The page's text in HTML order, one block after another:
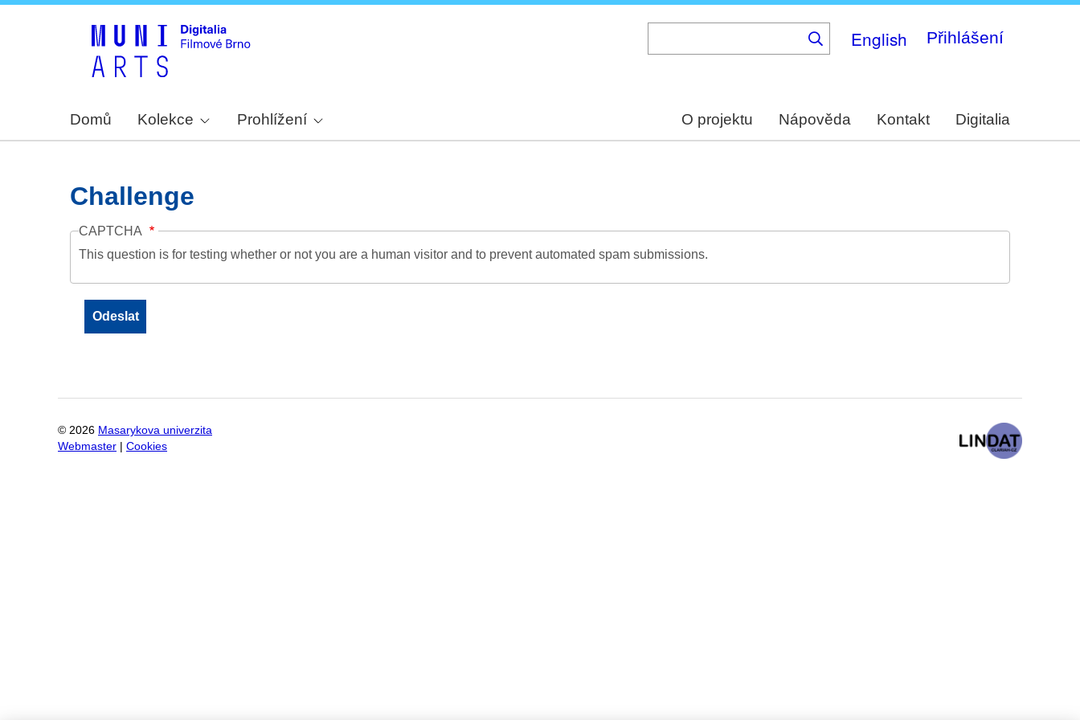
English Přihlášení
Domů Kolekce Prohlížení O projektu Nápověda Kontakt Digitalia
Challenge
CAPTCHA
This question is for testing whether or not you are a human visitor and to prevent automated spam submissions.
© 2026 Masarykova univerzita
Webmaster
Cookies